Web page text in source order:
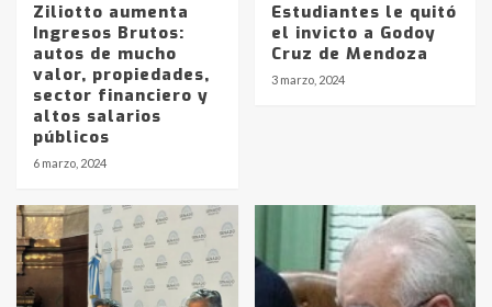
Ziliotto aumenta
Ingresos Brutos:
autos de mucho
valor, propiedades,
sector financiero y
altos salarios
públicos
6 marzo, 2024
Estudiantes le quitó
el invicto a Godoy
Cruz de Mendoza
3 marzo, 2024
3
protagonistas del fatal accidente
en la mañana del lunes